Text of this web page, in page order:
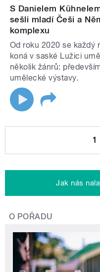
S Danielem
sešli mladí Češi a
komplexu
Od roku 2020 se každý
koná v saské Lužici
několik žánrů:
umělecké výstavy.
1
Jak nás
O POŘADU